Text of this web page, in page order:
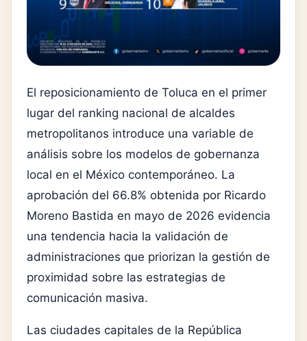
El reposicionamiento de Toluca en el primer
lugar del ranking nacional de alcaldes
metropolitanos introduce una variable de
análisis sobre los modelos de gobernanza
local en el México contemporáneo. La
aprobación del 66.8% obtenida por Ricardo
Moreno Bastida en mayo de 2026 evidencia
una tendencia hacia la validación de
administraciones que priorizan la gestión de
proximidad sobre las estrategias de
comunicación masiva.
Las ciudades capitales de la República